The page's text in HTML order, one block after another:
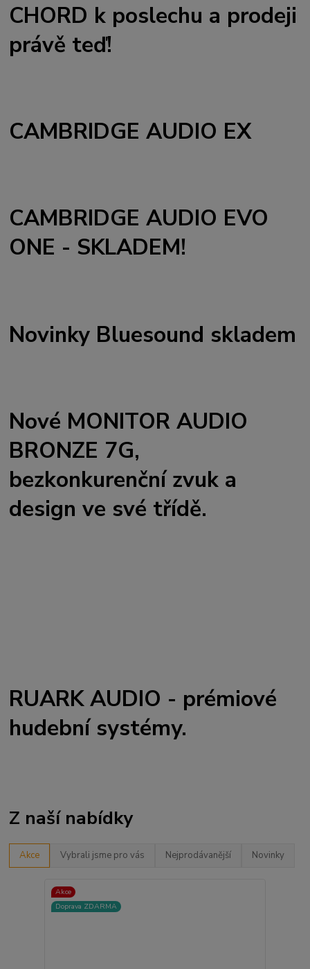
CHORD k poslechu a prodeji
právě teď!
CAMBRIDGE AUDIO EX
CAMBRIDGE AUDIO EVO
ONE - SKLADEM!
Novinky Bluesound skladem
Nové MONITOR AUDIO
BRONZE 7G,
bezkonkurenční zvuk a
design ve své třídě.
RUARK AUDIO - prémiové
hudební systémy.
Z naší nabídky
Akce Vybrali jsme pro vás Nejprodávanější Novinky
Akce
Doprava ZDARMA